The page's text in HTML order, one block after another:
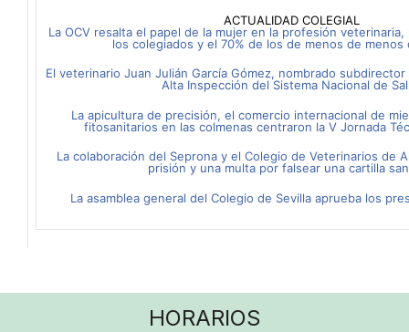
ACTUALIDAD COLEGIAL
La OCV resalta el papel de la mujer en la profesión veterinaria,
los colegiados y el 70% de los de menos de menos
El veterinario Juan Julián García Gómez, nombrado
Alta Inspección del Sistema Nacional de
La apicultura de precisión, el comercio internacional de
fitosanitarios en las colmenas centraron la V Jornada
La colaboración del Seprona y el Colegio de Veterinarios de
prisión y una multa por falsear una cartilla
La asamblea general del Colegio de Sevilla aprueba los
HORARIOS